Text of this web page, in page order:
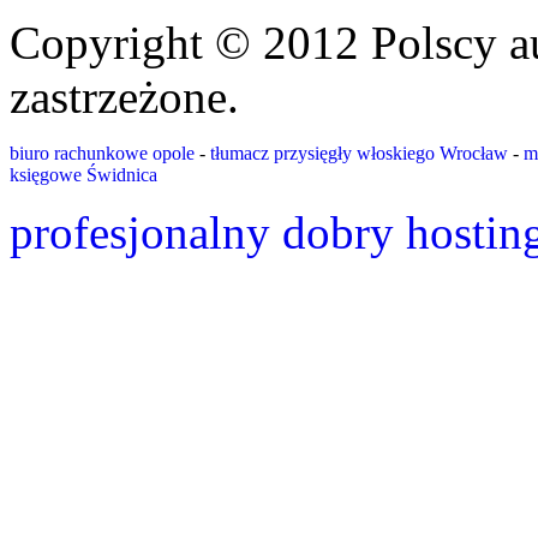
Copyright © 2012 Polscy
zastrzeżone.
biuro rachunkowe opole - tłumacz przysięgły włoskiego Wrocław -
księgowe Świdnica
profesjonalny dobry